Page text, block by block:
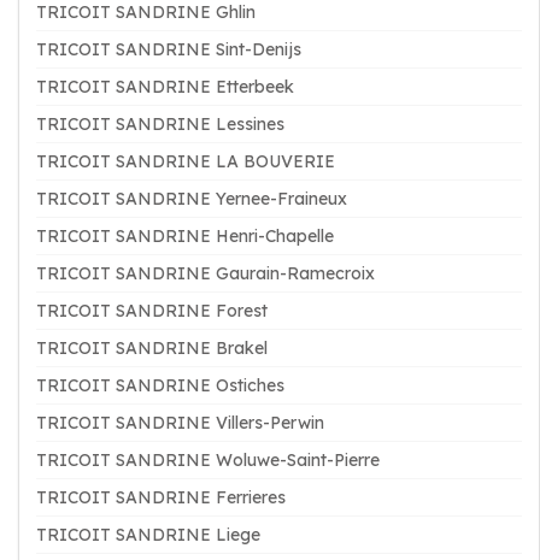
TRICOIT SANDRINE Ghlin
TRICOIT SANDRINE Sint-Denijs
TRICOIT SANDRINE Etterbeek
TRICOIT SANDRINE Lessines
TRICOIT SANDRINE LA BOUVERIE
TRICOIT SANDRINE Yernee-Fraineux
TRICOIT SANDRINE Henri-Chapelle
TRICOIT SANDRINE Gaurain-Ramecroix
TRICOIT SANDRINE Forest
TRICOIT SANDRINE Brakel
TRICOIT SANDRINE Ostiches
TRICOIT SANDRINE Villers-Perwin
TRICOIT SANDRINE Woluwe-Saint-Pierre
TRICOIT SANDRINE Ferrieres
TRICOIT SANDRINE Liege